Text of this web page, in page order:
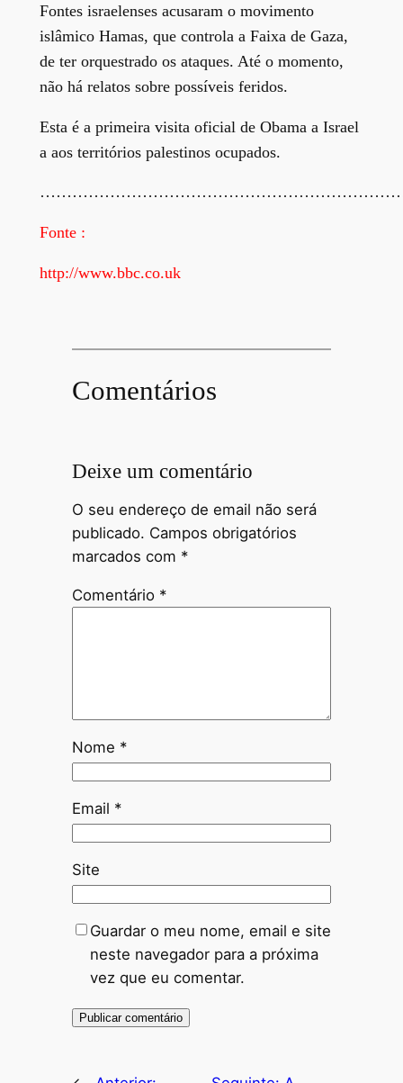
Fontes israelenses acusaram o movimento
islâmico Hamas, que controla a Faixa de Gaza,
de ter orquestrado os ataques. Até o momento,
não há relatos sobre possíveis feridos.
Esta é a primeira visita oficial de Obama a Israel
a aos territórios palestinos ocupados.
Fonte :
http://www.bbc.co.uk
Comentários
Deixe um comentário
O seu endereço de email não será
publicado. Campos obrigatórios
marcados com *
Comentário *
Nome *
Email *
Site
Guardar o meu nome, email e site
neste navegador para a próxima
vez que eu comentar.